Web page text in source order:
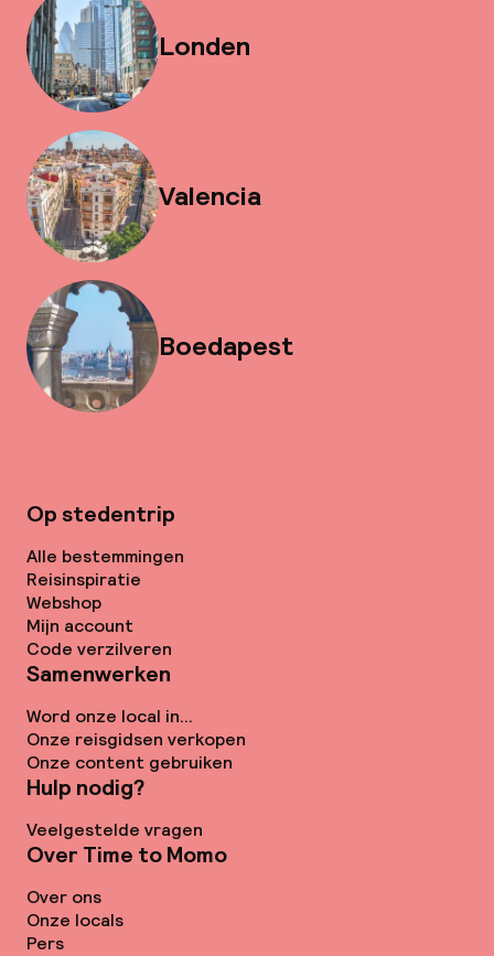
Londen
Valencia
Boedapest
Op stedentrip
Alle bestemmingen
Reisinspiratie
Webshop
Mijn account
Code verzilveren
Samenwerken
Word onze local in...
Onze reisgidsen verkopen
Onze content gebruiken
Hulp nodig?
Veelgestelde vragen
Over Time to Momo
Over ons
Onze locals
Pers